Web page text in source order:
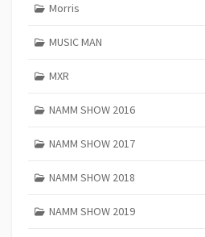
Morris
MUSIC MAN
MXR
NAMM SHOW 2016
NAMM SHOW 2017
NAMM SHOW 2018
NAMM SHOW 2019